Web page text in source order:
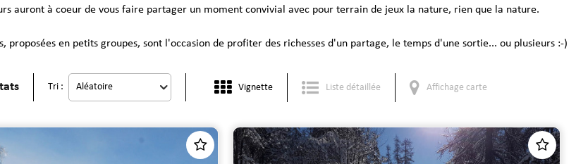
auront à coeur de vous faire partager un moment convivial avec pour terrain de jeux la nature, rien que la nature.
proposées en petits groupes, sont l'occasion de profiter des richesses d'un partage, le temps d'une sortie... ou plusieurs :-)
Vignette Liste détaillée Affichage carte
Tri :